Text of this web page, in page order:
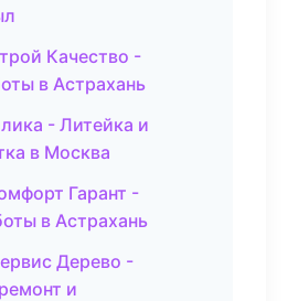
Качество -
в Астрахань
- Литейка и
в Москва
Гарант -
в Астрахань
Дерево -
и